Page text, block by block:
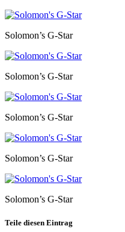
Solomon’s G-Star
Solomon’s G-Star
Solomon’s G-Star
Solomon’s G-Star
Solomon’s G-Star
Teile diesen Eintrag